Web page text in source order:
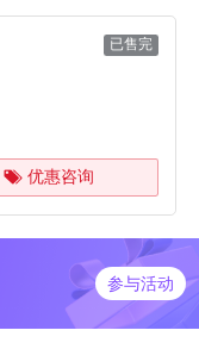
已售完
优惠咨询
参与活动